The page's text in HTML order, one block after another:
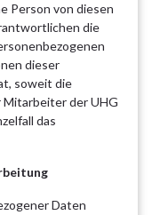
Person von diesen
die
dieser
soweit die
der UHG
das
Daten